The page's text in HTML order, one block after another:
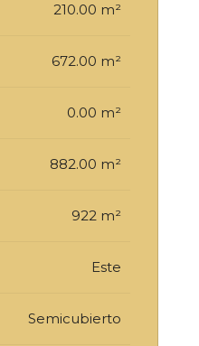
210.00 m²
672.00 m²
0.00 m²
882.00 m²
922 m²
Este
Semicubierto